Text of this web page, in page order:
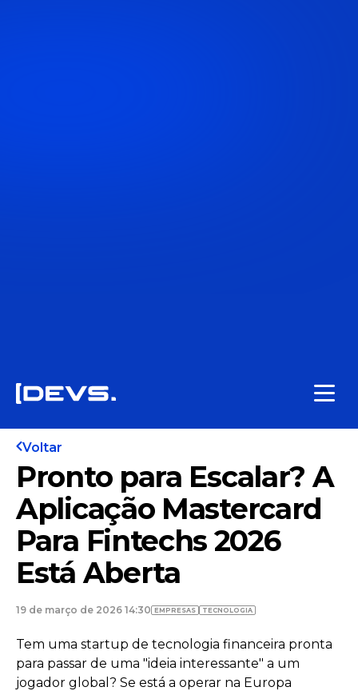
Voltar
Pronto para Escalar? A
Aplicação Mastercard
Para Fintechs 2026
Está Aberta
19 de março de 2026 14:30 EMPRESAS TECNOLOGIA
Tem uma startup de tecnologia financeira pronta
para passar de uma "ideia interessante" a um
jogador global? Se está a operar na Europa